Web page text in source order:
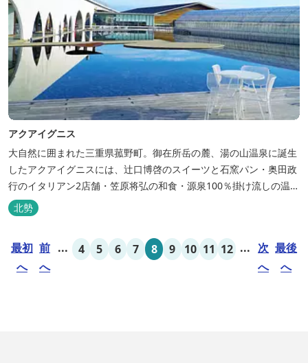
アクアイグニス
大自然に囲まれた三重県菰野町。御在所岳の麓、湯の山温泉に誕生
したアクアイグニスには、辻󠄀口博啓のスイーツと石窯パン・奥田政
行のイタリアン2店舗・笠原将弘の和食・源泉100％掛け流しの温
泉・宿泊棟・離れ宿・苺ハウス・ギャラリーなど、様々な『癒し』
と『食』が集結しております。 【『癒し』の追求 】 ◆源泉100%
の...
北勢
最初
へ
前
へ
... 4 5 6 7 8 9 10 11 12 ... 次
へ
最後
へ